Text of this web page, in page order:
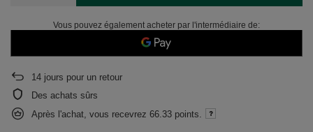
Vous pouvez également acheter par l'intermédiaire de:
14 jours pour un retour
Des achats sûrs
Après l'achat, vous recevrez 66.33 points.